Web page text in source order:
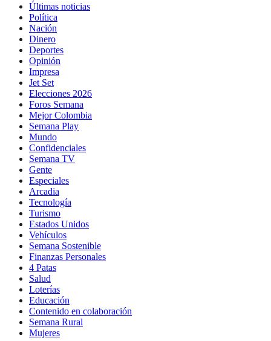
Últimas noticias
Política
Nación
Dinero
Deportes
Opinión
Impresa
Jet Set
Elecciones 2026
Foros Semana
Mejor Colombia
Semana Play
Mundo
Confidenciales
Semana TV
Gente
Especiales
Arcadia
Tecnología
Turismo
Estados Unidos
Vehículos
Semana Sostenible
Finanzas Personales
4 Patas
Salud
Loterías
Educación
Contenido en colaboración
Semana Rural
Mujeres